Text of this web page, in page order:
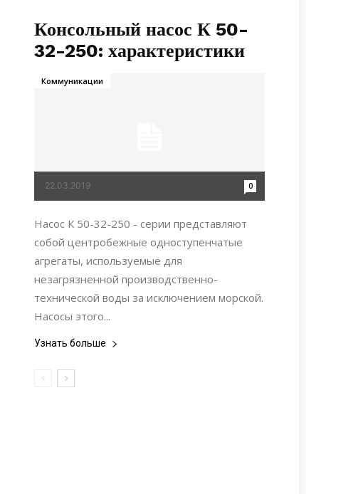
Консольный насос К 50-
32-250: характеристики
22.03.2019 0
Коммуникации
Насос К 50-32-250 - серии представляют
собой центробежные одноступенчатые
агрегаты, используемые для
незагрязненной производственно-
технической воды за исключением морской.
Насосы этого...
Узнать больше